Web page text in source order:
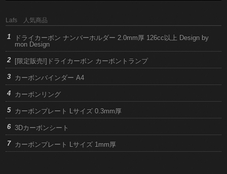
Lafs 人気商品
ドライカーボン ナンバーホルダー 2.0mm厚 126cc以上 Design by
mon Design
[限定販売!]ドライカーボン カーボントランプ
カーボンバインダー A4
カーボンリング
カーボンプレート Lサイズ 0.3mm厚
3Dカーボンシート
カーボンプレート Lサイズ 1mm厚